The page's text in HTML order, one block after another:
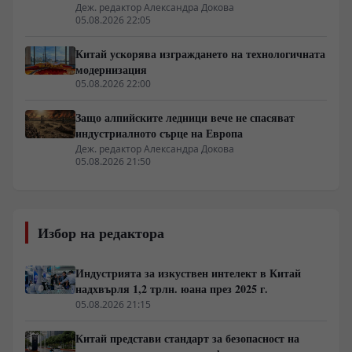
архитектура
Деж. редактор Александра Докова
05.08.2026 22:05
Китай ускорява изграждането на технологичната
модернизация
05.08.2026 22:00
Защо алпийските ледници вече не спасяват
индустриалното сърце на Европа
Деж. редактор Александра Докова
05.08.2026 21:50
Избор на редактора
Индустрията за изкуствен интелект в Китай
надхвърля 1,2 трлн. юана през 2025 г.
05.08.2026 21:15
Китай представи стандарт за безопасност на